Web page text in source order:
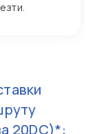
20DC)*: